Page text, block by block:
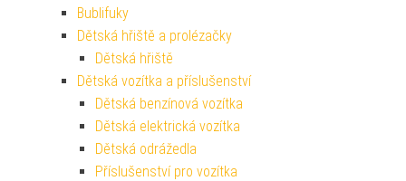
Bublifuky
Dětská hřiště a prolézačky
Dětská hřiště
Dětská vozítka a příslušenství
Dětská benzínová vozítka
Dětská elektrická vozítka
Dětská odrážedla
Příslušenství pro vozítka